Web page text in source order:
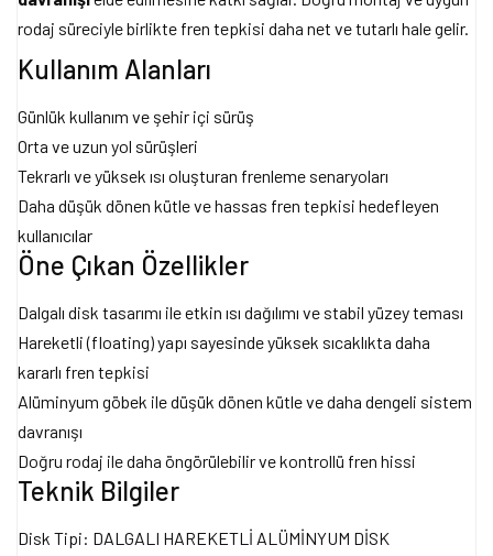
rodaj süreciyle birlikte fren tepkisi daha net ve tutarlı hale gelir.
Kullanım Alanları
Günlük kullanım ve şehir içi sürüş
Orta ve uzun yol sürüşleri
Tekrarlı ve yüksek ısı oluşturan frenleme senaryoları
Daha düşük dönen kütle ve hassas fren tepkisi hedefleyen
kullanıcılar
Öne Çıkan Özellikler
Dalgalı disk tasarımı ile etkin ısı dağılımı ve stabil yüzey teması
Hareketli (floating) yapı sayesinde yüksek sıcaklıkta daha
kararlı fren tepkisi
Alüminyum göbek ile düşük dönen kütle ve daha dengeli sistem
davranışı
Doğru rodaj ile daha öngörülebilir ve kontrollü fren hissi
Teknik Bilgiler
Disk Tipi: DALGALI HAREKETLİ ALÜMİNYUM DİSK